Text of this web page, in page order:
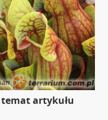
artykułu